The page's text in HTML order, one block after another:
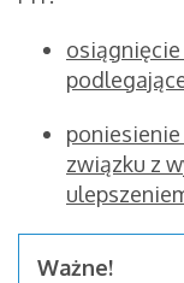
związku z
Ważne!